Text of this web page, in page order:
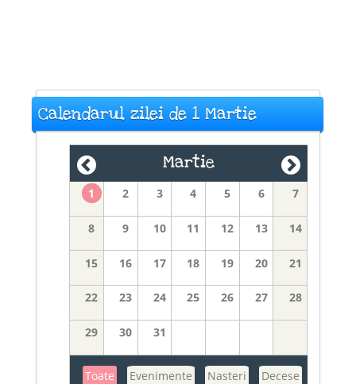
Calendarul zilei de 1 Martie
Martie
1 2 3 4 5 6 7
8 9 10 11 12 13 14
15 16 17 18 19 20 21
22 23 24 25 26 27 28
29 30 31
Toate Evenimente Nasteri Decese